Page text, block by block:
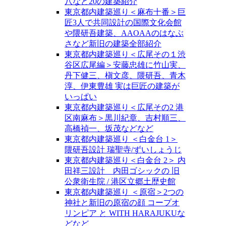
東京都内建築巡り＜麻布十番＞巨
匠3人で共同設計の国際文化会館
や隈研吾建築、AAOAAのはなぶ
さなど新旧の建築全部紹介
東京都内建築巡り＜広尾その１渋
谷区広尾編＞安藤忠雄に竹山実、
丹下健三、槇文彦、隈研吾、青木
淳、伊東豊雄 実は巨匠の建築が
いっぱい
東京都内建築巡り＜広尾その2 港
区南麻布＞黒川紀章、吉村順三、
高橋禎一、坂茂などなど
東京都内建築巡り ＜白金台 1＞
隈研吾設計 瑞聖寺/ずいしょうじ
東京都内建築巡り＜白金台 2＞ 内
田祥三設計 内田ゴシックの 旧
公衆衛生院 / 港区立郷土歴史館
東京都内建築巡り ＜原宿＞2つの
神社と新旧の原宿の顔 コープオ
リンピア と WITH HARAJUKUな
どなど